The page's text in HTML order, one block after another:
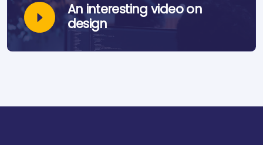
An interesting video on
design